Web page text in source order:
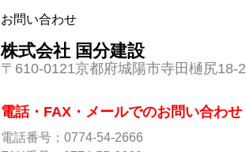
お問い合わせ
株式会社 国分建設
〒610-0121京都府城陽市寺田樋尻18-2
電話・FAX・メールでのお問い合わせ
電話番号：0774-54-2666